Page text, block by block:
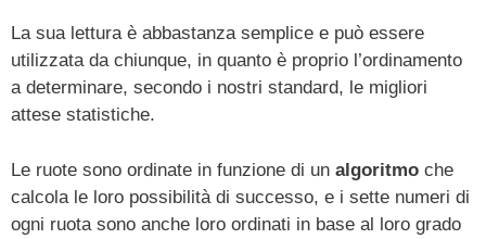
La sua lettura è abbastanza semplice e può essere
utilizzata da chiunque, in quanto è proprio l’ordinamento
a determinare, secondo i nostri standard, le migliori
attese statistiche.
Le ruote sono ordinate in funzione di un algoritmo che
calcola le loro possibilità di successo, e i sette numeri di
ogni ruota sono anche loro ordinati in base al loro grado